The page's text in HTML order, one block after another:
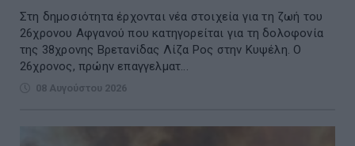
Στη δημοσιότητα έρχονται νέα στοιχεία για τη ζωή του
26χρονου Αφγανού που κατηγορείται για τη δολοφονία
της 38χρονης Βρετανίδας Λίζα Ρος στην Κυψέλη. Ο
26χρονος, πρώην επαγγελματ...
08 Αυγούστου 2026